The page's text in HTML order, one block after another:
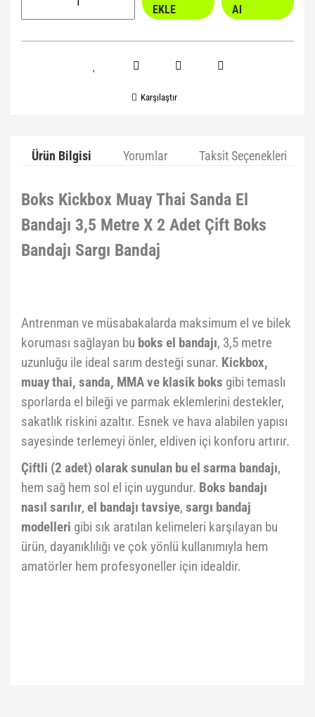
EKLE
Al
Karşılaştır
Ürün Bilgisi Yorumlar Taksit Seçenekleri
Boks Kickbox Muay Thai Sanda El
Bandajı 3,5 Metre X 2 Adet Çift Boks
Bandajı Sargı Bandaj
Antrenman ve müsabakalarda maksimum el ve bilek
koruması sağlayan bu boks el bandajı, 3,5 metre
uzunluğu ile ideal sarım desteği sunar. Kickbox,
muay thai, sanda, MMA ve klasik boks gibi temaslı
sporlarda el bileği ve parmak eklemlerini destekler,
sakatlık riskini azaltır. Esnek ve hava alabilen yapısı
sayesinde terlemeyi önler, eldiven içi konforu artırır.
Çiftli (2 adet) olarak sunulan bu el sarma bandajı,
hem sağ hem sol el için uygundur. Boks bandajı
nasıl sarılır, el bandajı tavsiye, sargı bandaj
modelleri gibi sık aratılan kelimeleri karşılayan bu
ürün, dayanıklılığı ve çok yönlü kullanımıyla hem
amatörler hem profesyoneller için idealdir.